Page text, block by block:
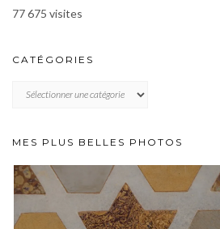
77 675 visites
CATÉGORIES
MES PLUS BELLES PHOTOS